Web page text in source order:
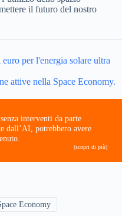
il futuro del nostro
per l'energia solare ultra
attive nella Space Economy.
interventi da parte
dall’AI, potrebbero avere
(scopri di più)
Economy